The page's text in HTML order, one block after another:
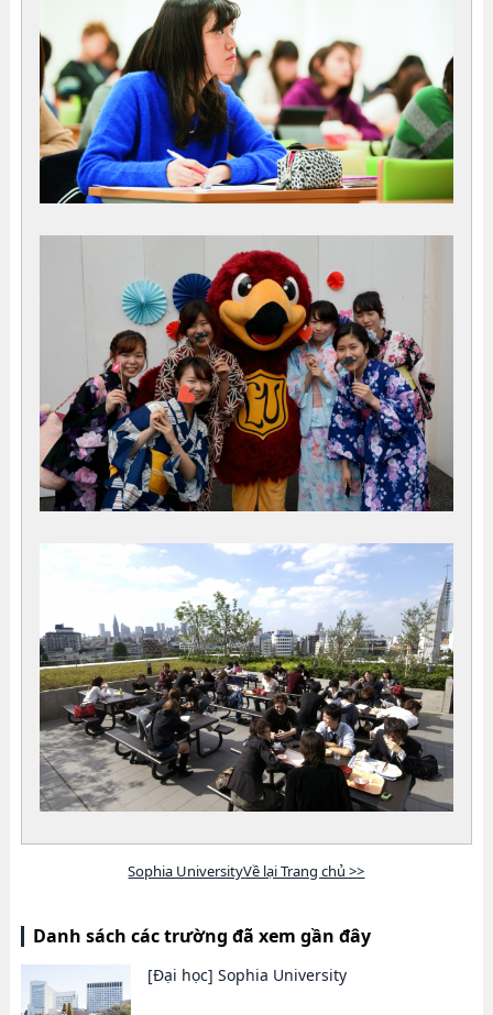
Sophia UniversityVề lại Trang chủ >>
Danh sách các trường đã xem gần đây
[Đại học] Sophia University